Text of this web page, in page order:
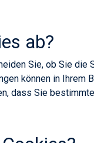
ab?
Sie, ob Sie
können in Ihrem
dass Sie